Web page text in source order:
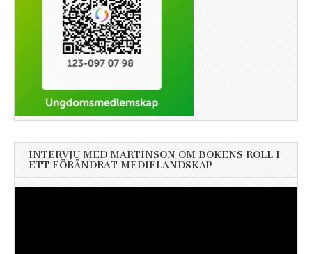
INTERVJU MED MARTINSON OM BOKENS ROLL I
ETT FÖRÄNDRAT MEDIELANDSKAP